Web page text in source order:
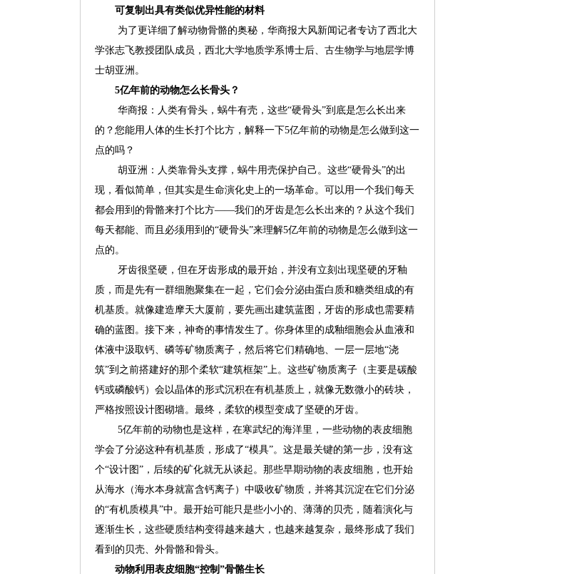
可复制出具有类似优异性能的材料
为了更详细了解动物骨骼的奥秘，华商报大风新闻记者专访了西北大
学张志飞教授团队成员，西北大学地质学系博士后、古生物学与地层学博
士胡亚洲。
5亿年前的动物怎么长骨头？
华商报：人类有骨头，蜗牛有壳，这些“硬骨头”到底是怎么长出来
的？您能用人体的生长打个比方，解释一下5亿年前的动物是怎么做到这一
点的吗？
胡亚洲：人类靠骨头支撑，蜗牛用壳保护自己。这些“硬骨头”的出
现，看似简单，但其实是生命演化史上的一场革命。可以用一个我们每天
都会用到的骨骼来打个比方——我们的牙齿是怎么长出来的？从这个我们
每天都能、而且必须用到的“硬骨头”来理解5亿年前的动物是怎么做到这一
点的。
牙齿很坚硬，但在牙齿形成的最开始，并没有立刻出现坚硬的牙釉
质，而是先有一群细胞聚集在一起，它们会分泌由蛋白质和糖类组成的有
机基质。就像建造摩天大厦前，要先画出建筑蓝图，牙齿的形成也需要精
确的蓝图。接下来，神奇的事情发生了。你身体里的成釉细胞会从血液和
体液中汲取钙、磷等矿物质离子，然后将它们精确地、一层一层地“浇
筑”到之前搭建好的那个柔软“建筑框架”上。这些矿物质离子（主要是碳酸
钙或磷酸钙）会以晶体的形式沉积在有机基质上，就像无数微小的砖块，
严格按照设计图砌墙。最终，柔软的模型变成了坚硬的牙齿。
5亿年前的动物也是这样，在寒武纪的海洋里，一些动物的表皮细胞
学会了分泌这种有机基质，形成了“模具”。这是最关键的第一步，没有这
个“设计图”，后续的矿化就无从谈起。那些早期动物的表皮细胞，也开始
从海水（海水本身就富含钙离子）中吸收矿物质，并将其沉淀在它们分泌
的“有机质模具”中。最开始可能只是些小小的、薄薄的贝壳，随着演化与
逐渐生长，这些硬质结构变得越来越大，也越来越复杂，最终形成了我们
看到的贝壳、外骨骼和骨头。
动物利用表皮细胞“控制”骨骼生长